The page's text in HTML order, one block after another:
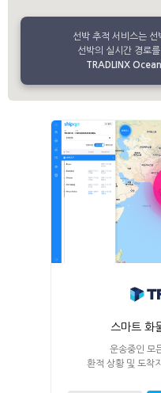
선박 추적 서비스는 선
선박의 실시간 경로
TRADLINX
스마트 화
운송중인 모
환적 상황 및 도착